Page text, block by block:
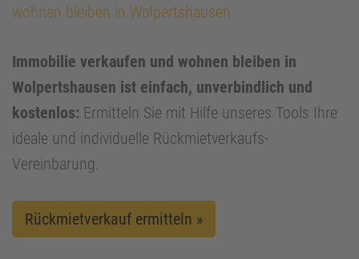
wohnen bleiben in Wolpertshausen
Immobilie verkaufen und wohnen bleiben in
Wolpertshausen ist einfach, unverbindlich und
kostenlos: Ermitteln Sie mit Hilfe unseres Tools Ihre
ideale und individuelle Rückmietverkaufs-
Vereinbarung.
Rückmietverkauf ermitteln »